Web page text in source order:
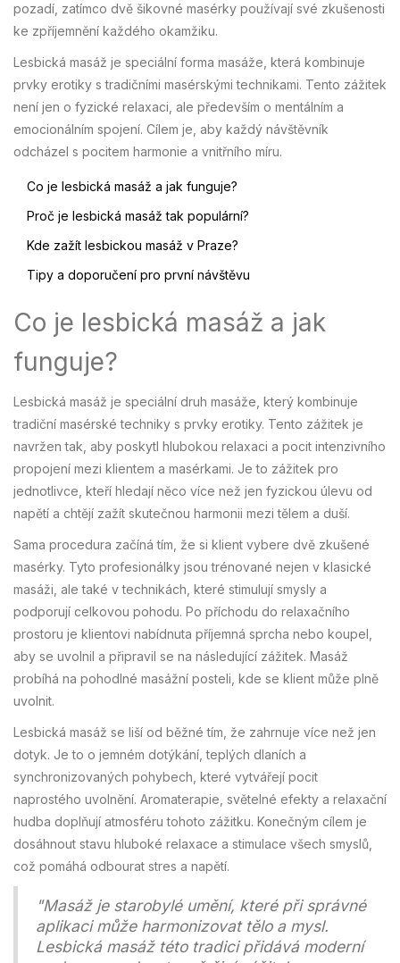
pozadí, zatímco dvě šikovné masérky používají své zkušenosti
ke zpříjemnění každého okamžiku.
Lesbická masáž je speciální forma masáže, která kombinuje
prvky erotiky s tradičními masérskými technikami. Tento zážitek
není jen o fyzické relaxaci, ale především o mentálním a
emocionálním spojení. Cílem je, aby každý návštěvník
odcházel s pocitem harmonie a vnitřního míru.
Co je lesbická masáž a jak funguje?
Proč je lesbická masáž tak populární?
Kde zažít lesbickou masáž v Praze?
Tipy a doporučení pro první návštěvu
Co je lesbická masáž a jak
funguje?
Lesbická masáž je speciální druh masáže, který kombinuje
tradiční masérské techniky s prvky erotiky. Tento zážitek je
navržen tak, aby poskytl hlubokou relaxaci a pocit intenzivního
propojení mezi klientem a masérkami. Je to zážitek pro
jednotlivce, kteří hledají něco více než jen fyzickou úlevu od
napětí a chtějí zažít skutečnou harmonii mezi tělem a duší.
Sama procedura začíná tím, že si klient vybere dvě zkušené
masérky. Tyto profesionálky jsou trénované nejen v klasické
masáži, ale také v technikách, které stimulují smysly a
podporují celkovou pohodu. Po příchodu do relaxačního
prostoru je klientovi nabídnuta příjemná sprcha nebo koupel,
aby se uvolnil a připravil se na následující zážitek. Masáž
probíhá na pohodlné masážní posteli, kde se klient může plně
uvolnit.
Lesbická masáž se liší od běžné tím, že zahrnuje více než jen
dotyk. Je to o jemném dotýkání, teplých dlaních a
synchronizovaných pohybech, které vytvářejí pocit
naprostého uvolnění. Aromaterapie, světelné efekty a relaxační
hudba doplňují atmosféru tohoto zážitku. Konečným cílem je
dosáhnout stavu hluboké relaxace a stimulace všech smyslů,
což pomáhá odbourat stres a napětí.
"Masáž je starobylé umění, které při správné
aplikaci může harmonizovat tělo a mysl.
Lesbická masáž této tradici přidává moderní